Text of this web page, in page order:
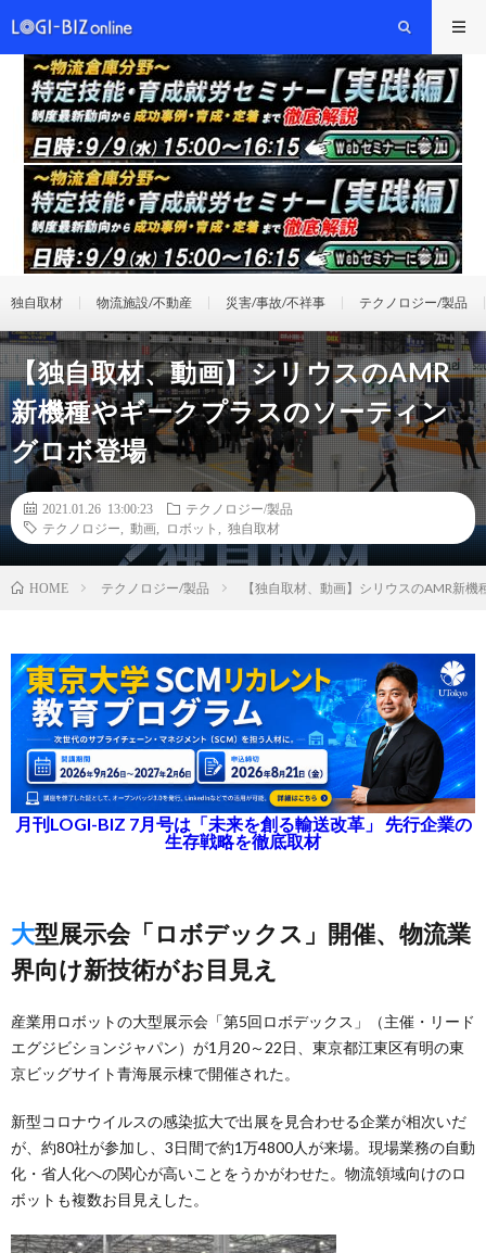
独自取材 物流施設/不動産 災害/事故/不祥事 テクノロジー/製品
【独自取材、動画】シリウスのAMR
新機種やギークプラスのソーティン
グロボ登場
2021.01.26 13:00:23
テクノロジー/製品
テクノロジー
動画 ロボット 独自取材
HOME テクノロジー/製品 【独自取材、動画】シリウスのAMR新
月刊LOGI-BIZ 7月号は「未来を創る輸送改革」 先行企業の
生存戦略を徹底取材
大型展示会「ロボデックス」開催、物流業
界向け新技術がお目見え
産業用ロボットの大型展示会「第5回ロボデックス」（主催・リード
エグジビションジャパン）が1月20～22日、東京都江東区有明の東
京ビッグサイト青海展示棟で開催された。
新型コロナウイルスの感染拡大で出展を見合わせる企業が相次いだ
が、約80社が参加し、3日間で約1万4800人が来場。現場業務の自動
化・省人化への関心が高いことをうかがわせた。物流領域向けのロ
ボットも複数お目見えした。